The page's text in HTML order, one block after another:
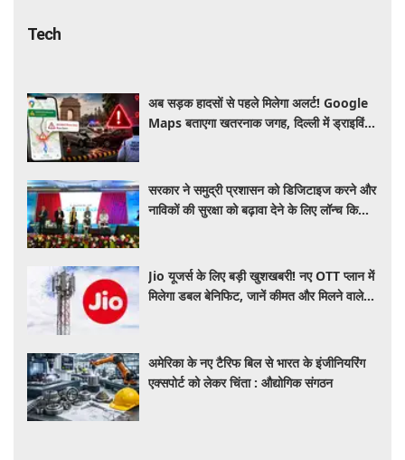
Tech
अब सड़क हादसों से पहले मिलेगा अलर्ट! Google
Maps बताएगा खतरनाक जगह, दिल्ली में ड्राइविंग
सरकार ने समुद्री प्रशासन को डिजिटाइज करने और
नाविकों की सुरक्षा को बढ़ावा देने के लिए लॉन्च किया
Jio यूजर्स के लिए बड़ी खुशखबरी! नए OTT प्लान में
मिलेगा डबल बेनिफिट, जानें कीमत और मिलने वाले
अमेरिका के नए टैरिफ बिल से भारत के इंजीनियरिंग
एक्सपोर्ट को लेकर चिंता : औद्योगिक संगठन